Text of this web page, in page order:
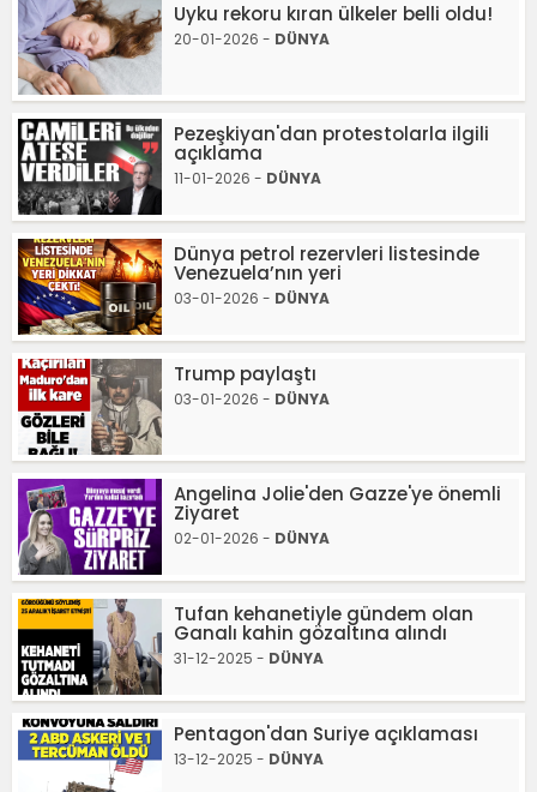
Uyku rekoru kıran ülkeler belli oldu!
20-01-2026 - DÜNYA
Pezeşkiyan'dan protestolarla ilgili
açıklama
11-01-2026 - DÜNYA
Dünya petrol rezervleri listesinde
Venezuela’nın yeri
03-01-2026 - DÜNYA
Trump paylaştı
03-01-2026 - DÜNYA
Angelina Jolie'den Gazze'ye önemli
Ziyaret
02-01-2026 - DÜNYA
Tufan kehanetiyle gündem olan
Ganalı kahin gözaltına alındı
31-12-2025 - DÜNYA
Pentagon'dan Suriye açıklaması
13-12-2025 - DÜNYA